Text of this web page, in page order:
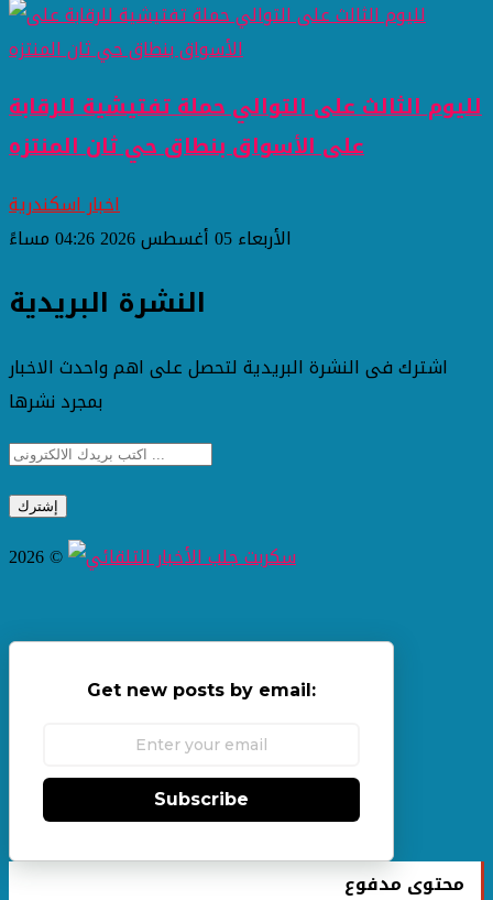
لليوم الثالث على التوالي حملة تفتيشية للرقابة
على الأسواق بنطاق حي ثان المنتزه
اخبار اسكندرية
الأربعاء 05 أغسطس 2026 04:26 مساءً
النشرة البريدية
اشترك فى النشرة البريدية لتحصل على اهم واحدث الاخبار
بمجرد نشرها
2026 ©
Get new posts by email:
Subscribe
محتوى مدفوع